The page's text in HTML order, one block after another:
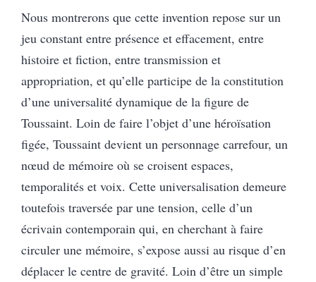
Nous montrerons que cette invention repose sur un
jeu constant entre présence et effacement, entre
histoire et fiction, entre transmission et
appropriation, et qu’elle participe de la constitution
d’une universalité dynamique de la figure de
Toussaint. Loin de faire l’objet d’une héroïsation
figée, Toussaint devient un personnage carrefour, un
nœud de mémoire où se croisent espaces,
temporalités et voix. Cette universalisation demeure
toutefois traversée par une tension, celle d’un
écrivain contemporain qui, en cherchant à faire
circuler une mémoire, s’expose aussi au risque d’en
déplacer le centre de gravité. Loin d’être un simple